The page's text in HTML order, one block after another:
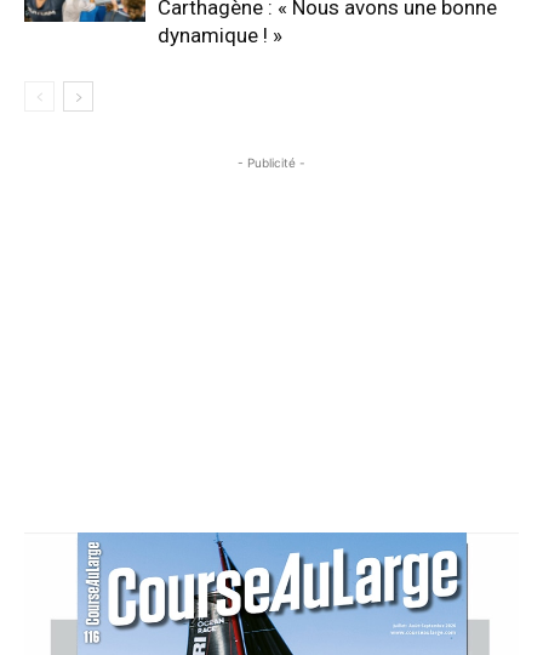
Carthagène : « Nous avons une bonne
dynamique ! »
- Publicité -